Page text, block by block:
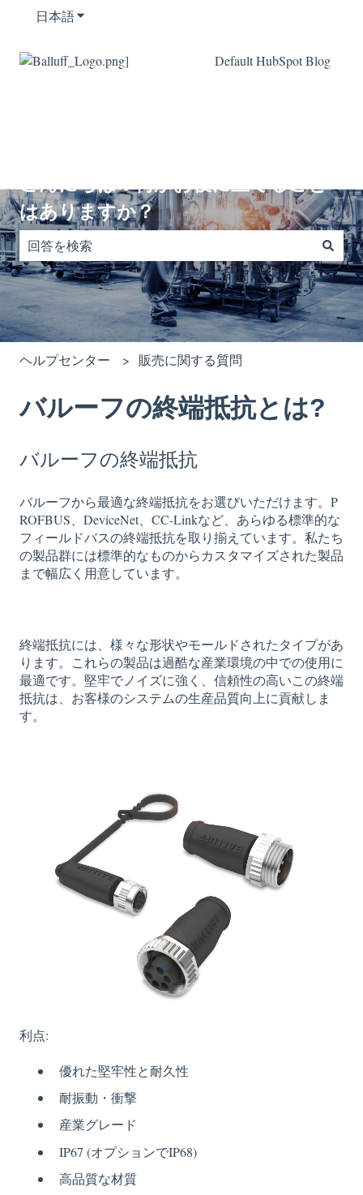
日本語翻訳のサブメニューを表示
Default HubSpot Blog
こんにちは！何かお役に立てること
はありますか？
検索フィールドが空なので、候補はありません。
ヘルプセンター 販売に関する質問
バルーフの終端抵抗とは?
バルーフの終端抵抗
バルーフから最適な終端抵抗をお選びいただけます。P
ROFBUS、DeviceNet、CC-Linkなど、あらゆる標準的な
フィールドバスの終端抵抗を取り揃えています。私たち
の製品群には標準的なものからカスタマイズされた製品
まで幅広く用意しています。
終端抵抗には、様々な形状やモールドされたタイプがあ
ります。これらの製品は過酷な産業環境の中での使用に
最適です。堅牢でノイズに強く、信頼性の高いこの終端
抵抗は、お客様のシステムの生産品質向上に貢献しま
す。
利点:
優れた堅牢性と耐久性
耐振動・衝撃
産業グレード
IP67 (オプションでIP68)
高品質な材質